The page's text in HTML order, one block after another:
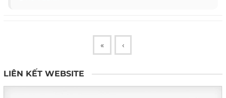
« ‹
LIÊN KẾT WEBSITE